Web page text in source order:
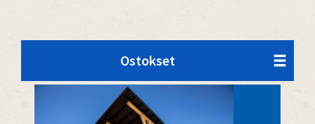
Ostokset